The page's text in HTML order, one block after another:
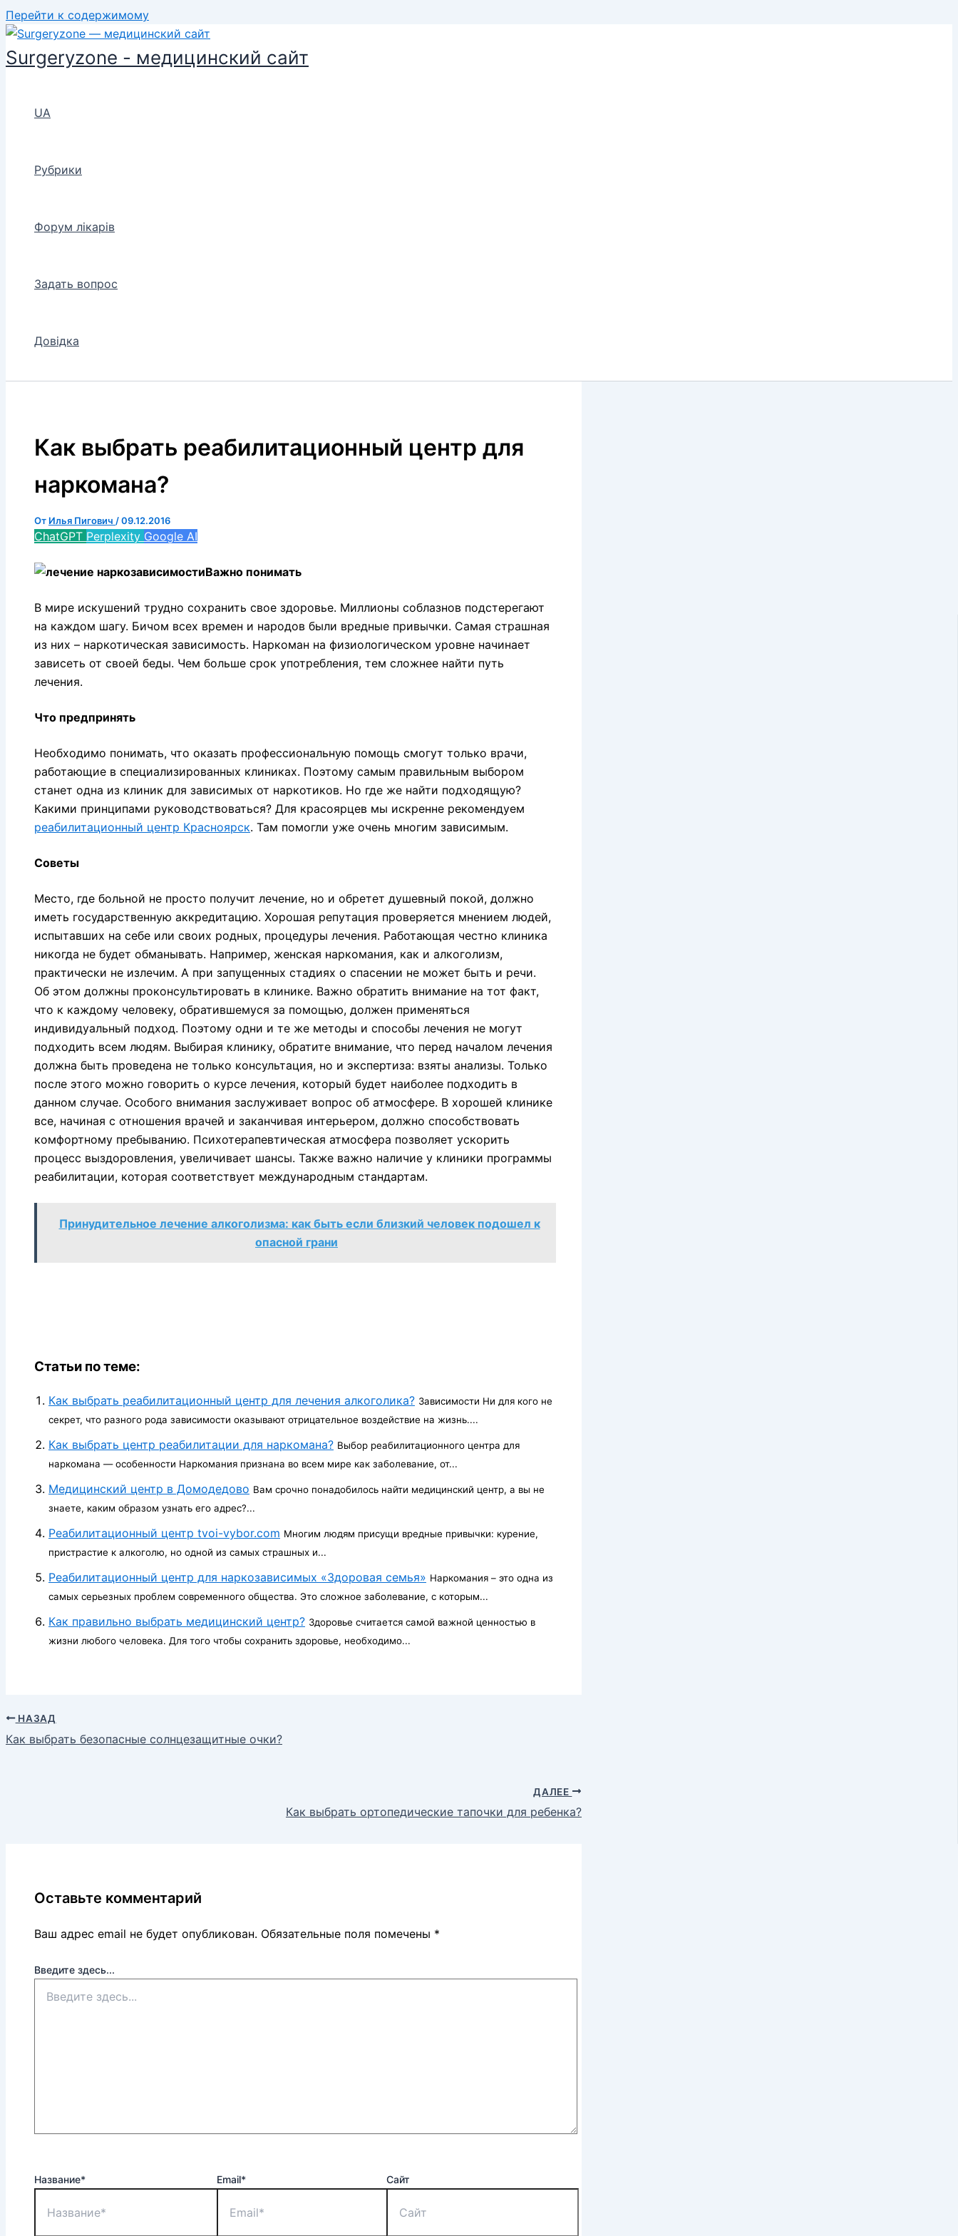
Перейти к содержимому
Surgeryzone - медицинский сайт
UA
Рубрики
Форум лікарів
Задать вопрос
Довідка
Как выбрать реабилитационный центр для
наркомана?
От Илья Пигович /09.12.2016
ChatGPT Perplexity Google AI
Важно понимать
В мире искушений трудно сохранить свое здоровье. Миллионы соблазнов подстерегают
на каждом шагу. Бичом всех времен и народов были вредные привычки. Самая страшная
из них – наркотическая зависимость. Наркоман на физиологическом уровне начинает
зависеть от своей беды. Чем больше срок употребления, тем сложнее найти путь
лечения.
Что предпринять
Необходимо понимать, что оказать профессиональную помощь смогут только врачи,
работающие в специализированных клиниках. Поэтому самым правильным выбором
станет одна из клиник для зависимых от наркотиков. Но где же найти подходящую?
Какими принципами руководствоваться? Для красоярцев мы искренне рекомендуем
реабилитационный центр Красноярск. Там помогли уже очень многим зависимым.
Советы
Место, где больной не просто получит лечение, но и обретет душевный покой, должно
иметь государственную аккредитацию. Хорошая репутация проверяется мнением людей,
испытавших на себе или своих родных, процедуры лечения. Работающая честно клиника
никогда не будет обманывать. Например, женская наркомания, как и алкоголизм,
практически не излечим. А при запущенных стадиях о спасении не может быть и речи.
Об этом должны проконсультировать в клинике. Важно обратить внимание на тот факт,
что к каждому человеку, обратившемуся за помощью, должен применяться
индивидуальный подход. Поэтому одни и те же методы и способы лечения не могут
подходить всем людям. Выбирая клинику, обратите внимание, что перед началом лечения
должна быть проведена не только консультация, но и экспертиза: взяты анализы. Только
после этого можно говорить о курсе лечения, который будет наиболее подходить в
данном случае. Особого внимания заслуживает вопрос об атмосфере. В хорошей клинике
все, начиная с отношения врачей и заканчивая интерьером, должно способствовать
комфортному пребыванию. Психотерапевтическая атмосфера позволяет ускорить
процесс выздоровления, увеличивает шансы. Также важно наличие у клиники программы
реабилитации, которая соответствует международным стандартам.
Принудительное лечение алкоголизма: как быть если близкий человек подошел к
опасной грани
Статьи по теме:
Как выбрать реабилитационный центр для лечения алкоголика? Зависимости Ни для кого не
секрет, что разного рода зависимости оказывают отрицательное воздействие на жизнь....
Как выбрать центр реабилитации для наркомана? Выбор реабилитационного центра для
наркомана — особенности Наркомания признана во всем мире как заболевание, от...
Медицинский центр в Домодедово Вам срочно понадобилось найти медицинский центр, а вы не
знаете, каким образом узнать его адрес?...
Реабилитационный центр tvoi-vybor.com Многим людям присущи вредные привычки: курение,
пристрастие к алкоголю, но одной из самых страшных и...
Реабилитационный центр для наркозависимых «Здоровая семья» Наркомания – это одна из
самых серьезных проблем современного общества. Это сложное заболевание, с которым...
Как правильно выбрать медицинский центр? Здоровье считается самой важной ценностью в
жизни любого человека. Для того чтобы сохранить здоровье, необходимо...
НАЗАД
Как выбрать безопасные солнцезащитные очки?
ДАЛЕЕ
Как выбрать ортопедические тапочки для ребенка?
Оставьте комментарий
Ваш адрес email не будет опубликован. Обязательные поля помечены *
Введите здесь...
Название* Email* Сайт